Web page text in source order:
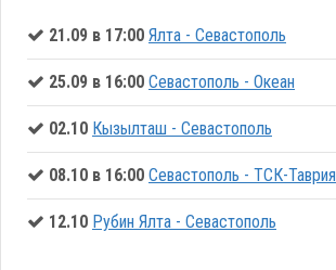
21.09 в 17:00 Ялта - Севастополь
25.09 в 16:00 Севастополь - Океан
02.10 Кызылташ - Севастополь
08.10 в 16:00 Севастополь - ТСК-Таврия
12.10 Рубин Ялта - Севастополь